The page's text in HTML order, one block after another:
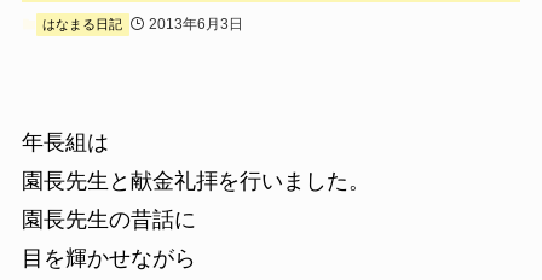
はなまる日記 2013年6月3日
年長組は
園長先生と献金礼拝を行いました。
園長先生の昔話に
目を輝かせながら